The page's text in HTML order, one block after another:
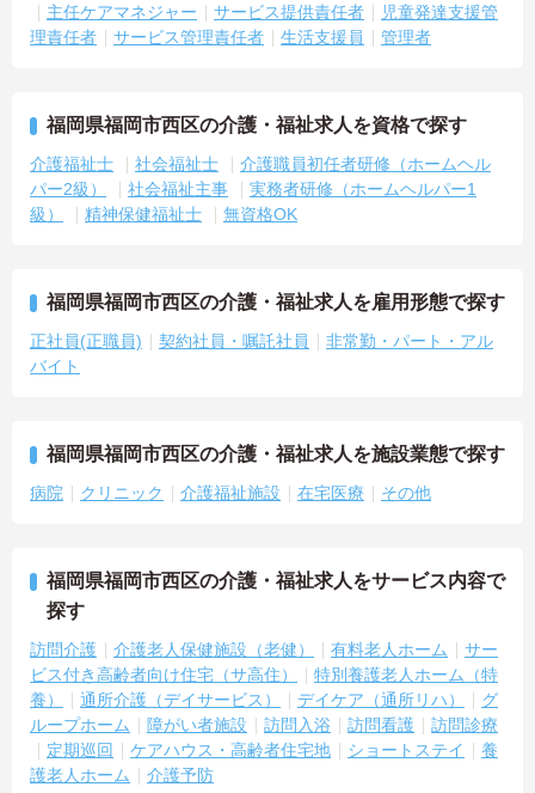
主任ケアマネジャー
サービス提供責任者
児童発達支援管
理責任者
サービス管理責任者 生活支援員 管理者
福岡県福岡市西区の介護・福祉求人を資格で探す
介護福祉士 社会福祉士
介護職員初任者研修（ホームヘル
パー2級）
社会福祉主事
実務者研修（ホームヘルパー1
級）
精神保健福祉士 無資格OK
福岡県福岡市西区の介護・福祉求人を雇用形態で探す
正社員(正職員) 契約社員・嘱託社員
非常勤・パート・アル
バイト
福岡県福岡市西区の介護・福祉求人を施設業態で探す
病院 クリニック 介護福祉施設 在宅医療 その他
福岡県福岡市西区の介護・福祉求人をサービス内容で
探す
訪問介護 介護老人保健施設（老健） 有料老人ホーム
サー
ビス付き高齢者向け住宅（サ高住）
特別養護老人ホーム（特
養）
通所介護（デイサービス） デイケア（通所リハ）
グ
ループホーム
障がい者施設 訪問入浴 訪問看護
訪問診療
定期巡回
ケアハウス・高齢者住宅地 ショートステイ
養
護老人ホーム
介護予防